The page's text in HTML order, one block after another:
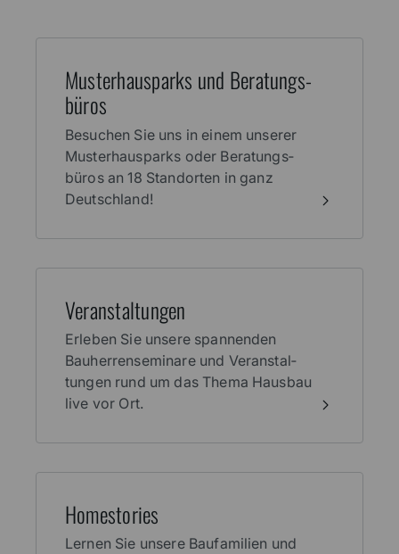
Muster­haus­parks und Beratungs­
büros
Besuchen Sie uns in einem unserer
Muster­haus­parks oder Beratungs­
büros an 18 Stand­orten in ganz
Deutschland!
Veran­stal­tungen
Erleben Sie unsere spannenden
Bauherren­seminare und Veranstal­
tungen rund um das Thema Haus­bau
live vor Ort.
Home­stories
Lernen Sie unsere Baufamilien und